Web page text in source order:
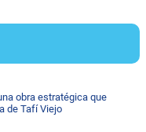
obra estratégica que
de Tafí Viejo